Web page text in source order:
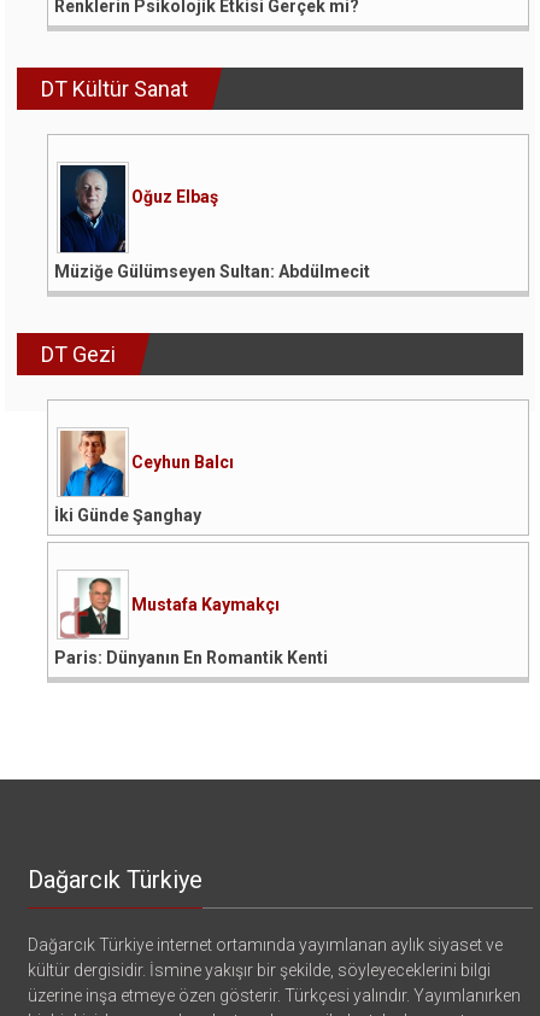
Renklerin Psikolojik Etkisi Gerçek mi?
DT Kültür Sanat
Oğuz Elbaş
Müziğe Gülümseyen Sultan: Abdülmecit
DT Gezi
Ceyhun Balcı
İki Günde Şanghay
Mustafa Kaymakçı
Paris: Dünyanın En Romantik Kenti
Dağarcık Türkiye
Dağarcık Türkiye internet ortamında yayımlanan aylık siyaset ve
kültür dergisidir. İsmine yakışır bir şekilde, söyleyeceklerini bilgi
üzerine inşa etmeye özen gösterir. Türkçesi yalındır. Yayımlanırken